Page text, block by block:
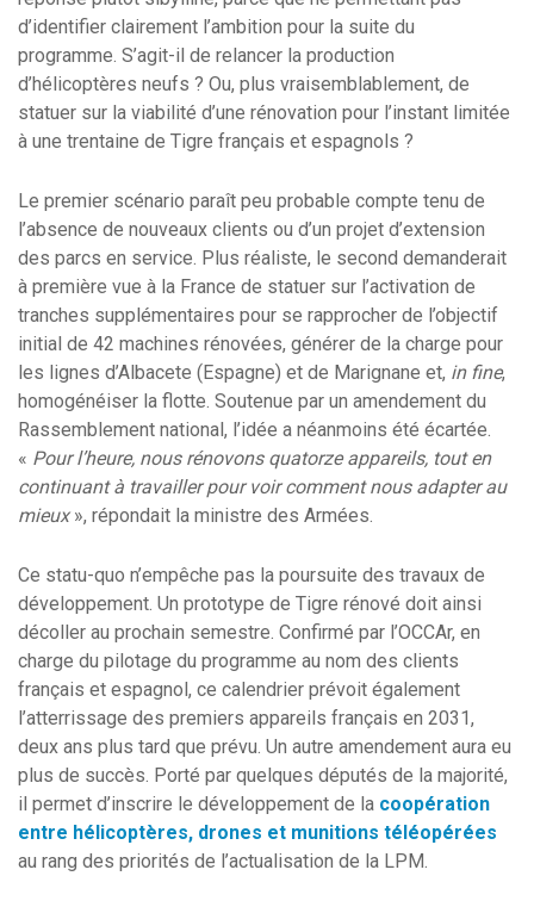
d’identifier clairement l’ambition pour la suite du
programme. S’agit-il de relancer la production
d’hélicoptères neufs ? Ou, plus vraisemblablement, de
statuer sur la viabilité d’une rénovation pour l’instant limitée
à une trentaine de Tigre français et espagnols ?
Le premier scénario paraît peu probable compte tenu de
l’absence de nouveaux clients ou d’un projet d’extension
des parcs en service. Plus réaliste, le second demanderait
à première vue à la France de statuer sur l’activation de
tranches supplémentaires pour se rapprocher de l’objectif
initial de 42 machines rénovées, générer de la charge pour
les lignes d’Albacete (Espagne) et de Marignane et, in fine,
homogénéiser la flotte. Soutenue par un amendement du
Rassemblement national, l’idée a néanmoins été écartée.
« Pour l’heure, nous rénovons quatorze appareils, tout en
continuant à travailler pour voir comment nous adapter au
mieux», répondait la ministre des Armées.
Ce statu-quo n’empêche pas la poursuite des travaux de
développement. Un prototype de Tigre rénové doit ainsi
décoller au prochain semestre. Confirmé par l’OCCAr, en
charge du pilotage du programme au nom des clients
français et espagnol, ce calendrier prévoit également
l’atterrissage des premiers appareils français en 2031,
deux ans plus tard que prévu. Un autre amendement aura eu
plus de succès. Porté par quelques députés de la majorité,
il permet d’inscrire le développement de la coopération
entre hélicoptères, drones et munitions téléopérées
au rang des priorités de l’actualisation de la LPM.